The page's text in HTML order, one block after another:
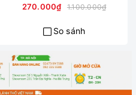
270.000₫
1.100.000₫
So sánh